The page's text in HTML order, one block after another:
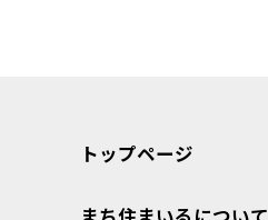
トップページ